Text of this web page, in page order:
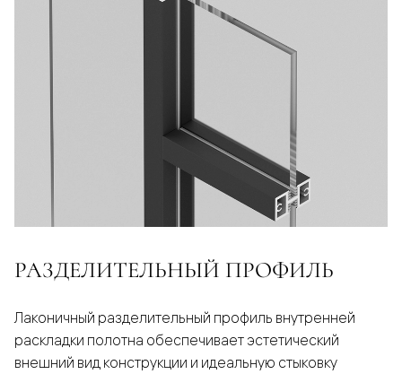
РАЗДЕЛИТЕЛЬНЫЙ ПРОФИЛЬ
Лаконичный разделительный профиль внутренней
раскладки полотна обеспечивает эстетический
внешний вид конструкции и идеальную стыковку